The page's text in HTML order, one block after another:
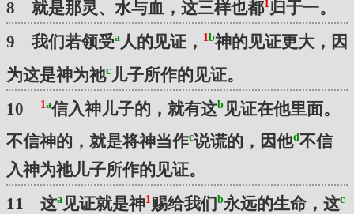
8 就是那灵、水与血，这三样也都1归于一。
9 我们若领受a人的见证， 1b神的见证更大，因
为这是神为祂c 儿子所作的见证。
10
1a信入神儿子的，就有这b 见证在他里面。
不信神的，就是将神当作c说谎的，因他d 不信
入神为祂儿子所作的见证。
11 这a见证就是神1 赐给我们b永远的生命，这c